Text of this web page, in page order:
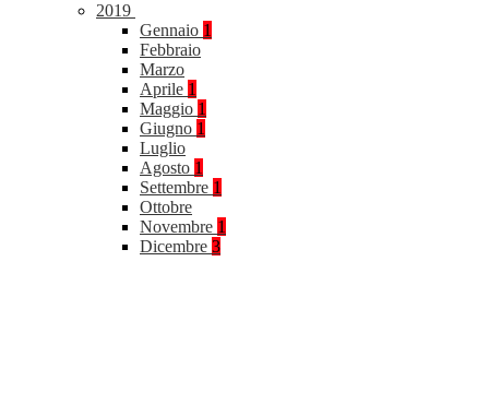
2019
Gennaio 1
Febbraio
Marzo
Aprile 1
Maggio 1
Giugno 1
Luglio
Agosto 1
Settembre 1
Ottobre
Novembre 1
Dicembre 3